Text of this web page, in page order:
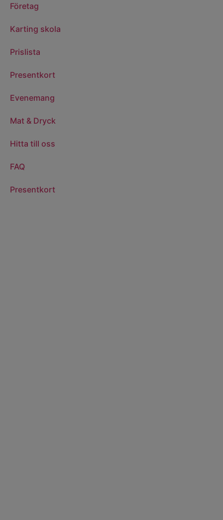
Företag
Karting skola
Prislista
Presentkort
Evenemang
Mat & Dryck
Hitta till oss
FAQ
Presentkort